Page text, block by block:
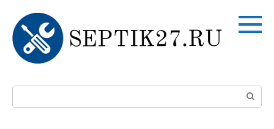
контенту